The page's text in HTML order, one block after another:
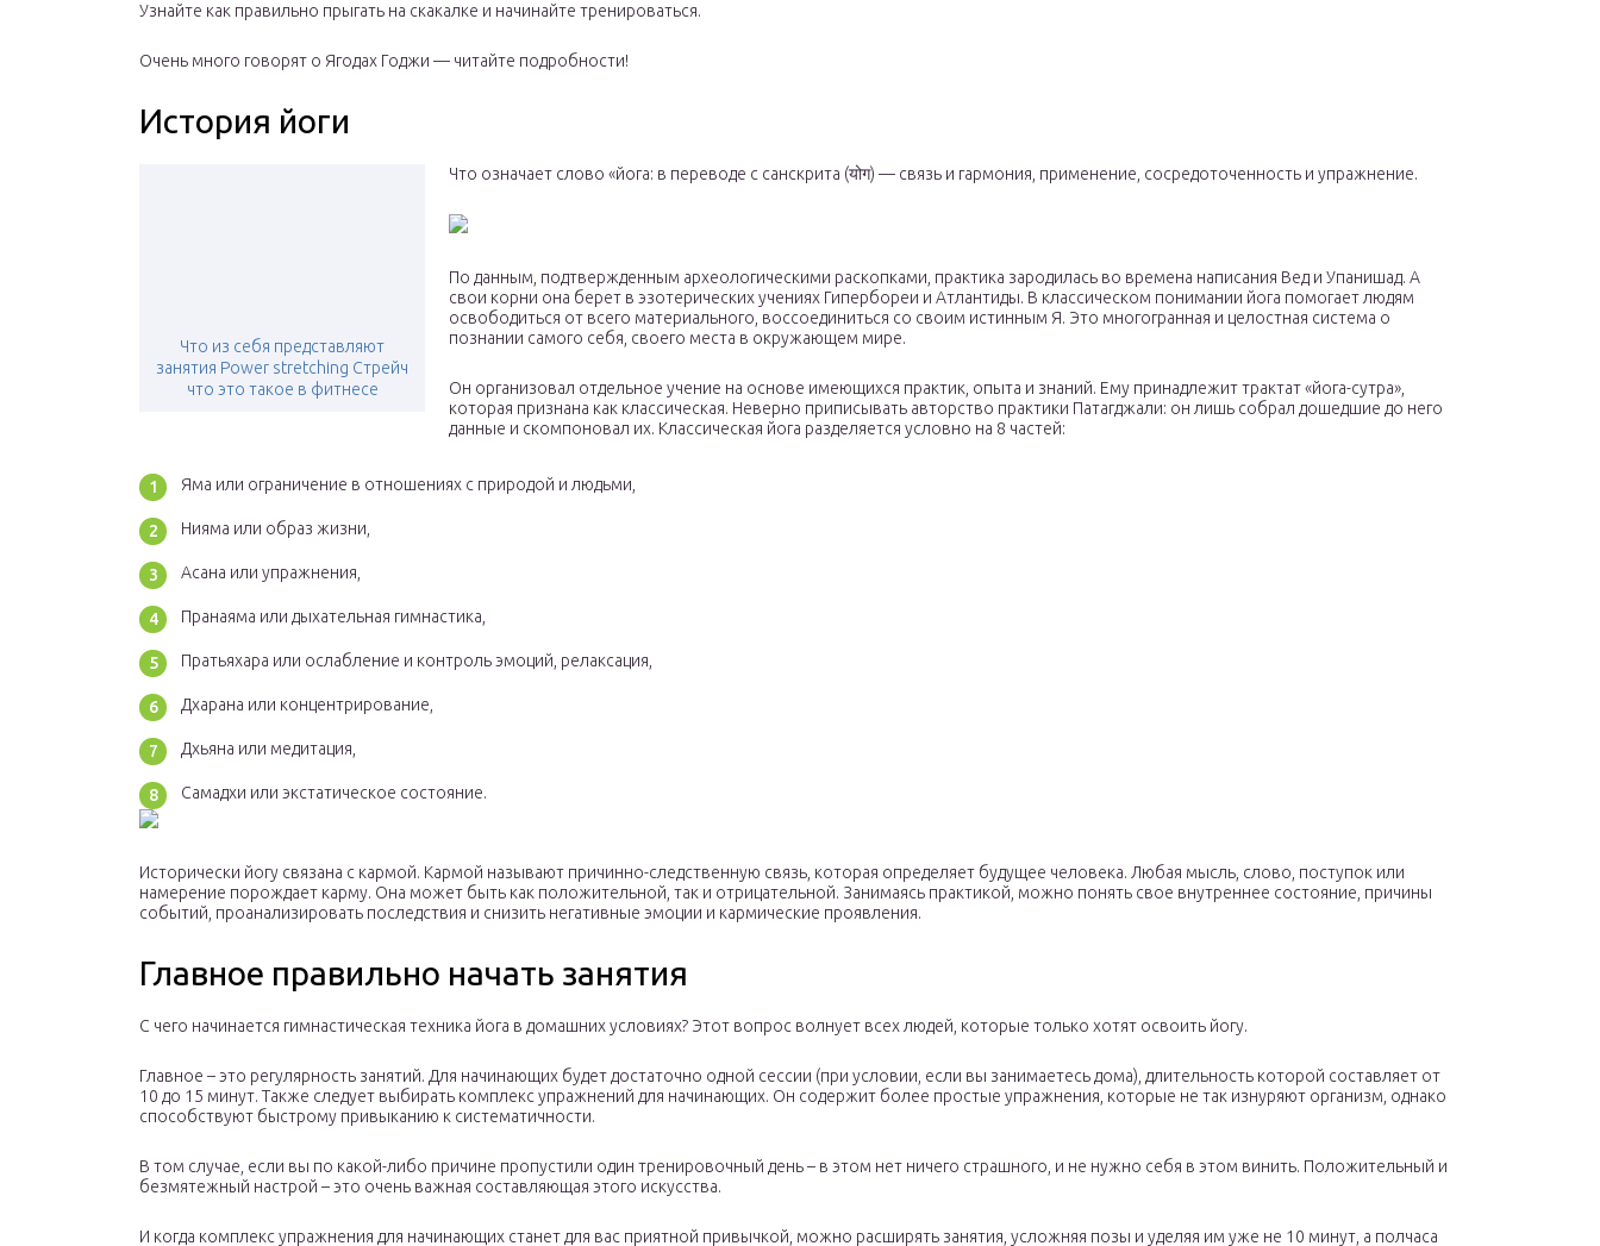
Узнайте как правильно прыгать на скакалке и начинайте тренироваться.
Очень много говорят о Ягодах Годжи — читайте подробности!
История йоги
Что из себя представляют
занятия Power stretching Стрейч
что это такое в фитнесе
Что означает слово «йога: в переводе с санскрита (योग) — связь и гармония, применение, сосредоточенность и упражнение.
По данным, подтвержденным археологическими раскопками, практика зародилась во времена написания Вед и Упанишад. А
свои корни она берет в эзотерических учениях Гипербореи и Атлантиды. В классическом понимании йога помогает людям
освободиться от всего материального, воссоединиться со своим истинным Я. Это многогранная и целостная система о
познании самого себя, своего места в окружающем мире.
Он организовал отдельное учение на основе имеющихся практик, опыта и знаний. Ему принадлежит трактат «йога-сутра»,
которая признана как классическая. Неверно приписывать авторство практики Патагджали: он лишь собрал дошедшие до него
данные и скомпоновал их. Классическая йога разделяется условно на 8 частей:
Яма или ограничение в отношениях с природой и людьми,
Нияма или образ жизни,
Асана или упражнения,
Пранаяма или дыхательная гимнастика,
Пратьяхара или ослабление и контроль эмоций, релаксация,
Дхарана или концентрирование,
Дхьяна или медитация,
Самадхи или экстатическое состояние.
Исторически йогу связана с кармой. Кармой называют причинно-следственную связь, которая определяет будущее человека. Любая мысль, слово, поступок или
намерение порождает карму. Она может быть как положительной, так и отрицательной. Занимаясь практикой, можно понять свое внутреннее состояние, причины
событий, проанализировать последствия и снизить негативные эмоции и кармические проявления.
Главное правильно начать занятия
С чего начинается гимнастическая техника йога в домашних условиях? Этот вопрос волнует всех людей, которые только хотят освоить йогу.
Главное – это регулярность занятий. Для начинающих будет достаточно одной сессии (при условии, если вы занимаетесь дома), длительность которой составляет от
10 до 15 минут. Также следует выбирать комплекс упражнений для начинающих. Он содержит более простые упражнения, которые не так изнуряют организм, однако
способствуют быстрому привыканию к систематичности.
В том случае, если вы по какой-либо причине пропустили один тренировочный день – в этом нет ничего страшного, и не нужно себя в этом винить. Положительный и
безмятежный настрой – это очень важная составляющая этого искусства.
И когда комплекс упражнения для начинающих станет для вас приятной привычкой, можно расширять занятия, усложняя позы и уделяя им уже не 10 минут, а полчаса